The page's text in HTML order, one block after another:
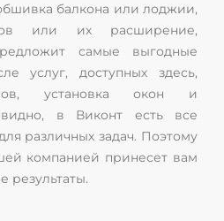
балкона или лоджии,
или их расширение,
самые выгодные
услуг, доступных здесь,
установка окон и
видно, в Виконт есть все
различных задач. Поэтому
компанией принесет вам
результаты.